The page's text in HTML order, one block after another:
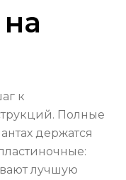
к
Полные
держатся
лучшую